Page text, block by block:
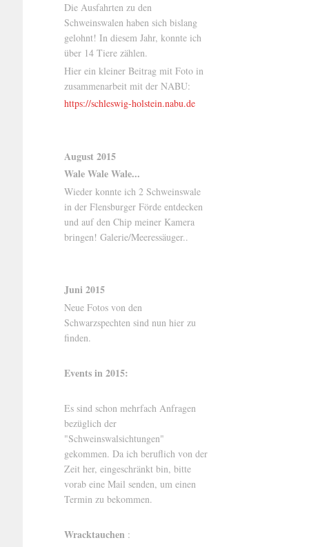
Die Ausfahrten zu den
Schweinswalen haben sich bislang
gelohnt! In diesem Jahr, konnte ich
über 14 Tiere zählen.
Hier ein kleiner Beitrag mit Foto in
zusammenarbeit mit der NABU:
https://schleswig-holstein.nabu.de
August 2015
Wale Wale Wale...
Wieder konnte ich 2 Schweinswale
in der Flensburger Förde entdecken
und auf den Chip meiner Kamera
bringen! Galerie/Meeressäuger..
Juni 2015
Neue Fotos von den
Schwarzspechten sind nun hier zu
finden.
Events in 2015:
Es sind schon mehrfach Anfragen
bezüglich der
"Schweinswalsichtungen"
gekommen. Da ich beruflich von der
Zeit her, eingeschränkt bin, bitte
vorab eine Mail senden, um einen
Termin zu bekommen.
Wracktauchen :